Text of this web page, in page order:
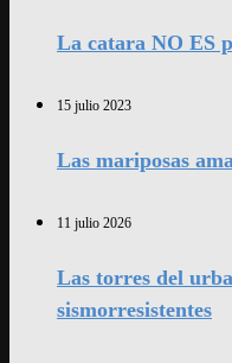
La catara NO ES
15 julio 2023
Las mariposas
11 julio 2026
Las torres del
sismorresistentes